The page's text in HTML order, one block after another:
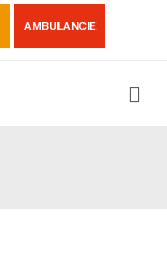
AMBULANCIE